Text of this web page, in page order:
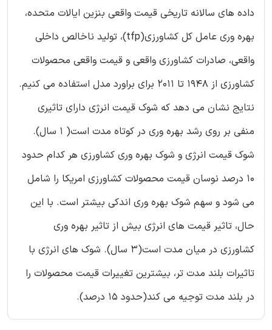
داده های سالانه تاریخی قیمت واقعی بنزین ایالات متحده،
بهره وری عامل کل کشاورزی(tfp)، تولید ناخالص داخلی
واقعی، صادرات کشاورزی واقعی و قیمت واقعی محصولات
کشاورزی از 1948 تا 2011 برای براورد مدل استفاده می کنیم.
نتایج نشان می دهد که شوک قیمت انرژی دارای تاثیری
منفی بر روی رشد بهره وری در کوتاه مدت است( 1 سال).
شوک قیمت انرژی و شوک بهره وری کشاورزی هر کدام حدود
10 درصد نوسان قیمت محصولات کشاورزی امریکا را شامل
می شود و سهم شوک بهره وری اندکی بیشتر است. با این
حال، تاثیر قیمت های انرژی بیش از تاثیر بهره وری
کشاورزی در میان مدت است(3 سال). شوک های انرژی با
تاثیرات بلند مدت تر، بیشترین تغییرات قیمت محصولات را
در بلند مدت توجیه می کند(حدود 15 درصد).